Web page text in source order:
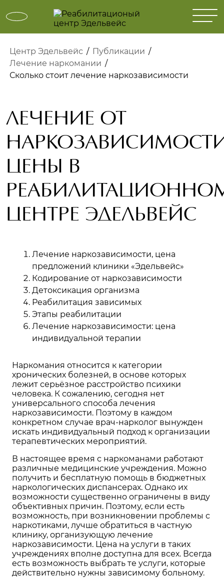
Центр Эдельвейс / Публикации /
Лечение наркомании /
Сколько стоит лечение наркозависимости
ЛЕЧЕНИЕ ОТ
ЦЕНЫ В
ЦЕНТРЕ ЭДЕЛЬВЕЙС
Наркомания относится к категории
хронических болезней, в основе которых
лежит серьёзное расстройство психики
человека. К сожалению, сегодня нет
универсального способа лечения
наркозависимости. Поэтому в каждом
конкретном случае врач-нарколог вынужден
искать индивидуальный подход к организации
терапевтических мероприятий.
В настоящее время с наркоманами работают
различные медицинские учреждения. Можно
получить и бесплатную помощь в бюджетных
наркологических диспансерах. Однако их
возможности существенно ограничены в виду
объективных причин. Поэтому, если есть
возможность, при возникновении проблемы с
наркотиками, лучше обратиться в частную
клинику, организующую лечение
наркозависимости. Цена на услуги в таких
учреждениях вполне доступна для всех. Всегда
есть возможность выбрать те услуги, которые
действительно нужны зависимому больному.
Лечение наркозависимости, цена
предложений клиники «Эдельвейс»
Кодирование от наркозависимости
Детоксикация организма
Реабилитация зависимых
Этапы реабилитации
Лечение наркозависимости: цена
индивидуальной терапии